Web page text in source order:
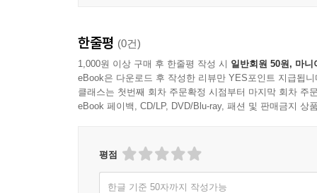
한줄평 (0건)
1,000원 이상 구매 후 한줄평 작성 시 일반회원 50원, 마니
eBook은 다운로드 후 작성한 리뷰만 YES포인트 지급됩니
클래스는 첫번째 회차 주문확정 시점부터 마지막 회차 주
eBook 페이백, CD/LP, DVD/Blu-ray, 패션 및 판매금지 상
평점
한글 기준 50자까지 작성가능